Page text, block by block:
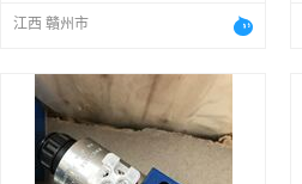
江西 贛州市